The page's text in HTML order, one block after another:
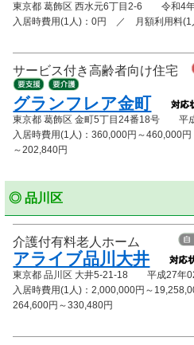
東京都 葛飾区 西水元6丁目2‐6 令和4
入居時費用(1人)：0円 ／ 月額利用料(1
サービス付き高齢者向け住宅
グランフレア金町
東京都 葛飾区 金町5丁目24番18号 平
入居時費用(1人)：360,000円～
～202,840円
◎ 品川区
介護付有料老人ホーム
アライブ品川大井
東京都 品川区 大井5-21-18 平成27年
入居時費用(1人)：2,000,000円～
264,600円～330,480円